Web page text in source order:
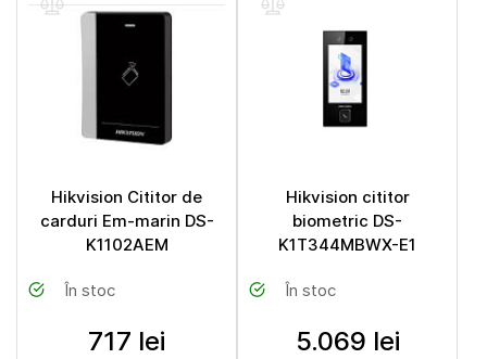
Hikvision Cititor de
carduri Em-marin DS-
K1102AEM
În stoc
717 lei
Hikvision cititor
biometric DS-
K1T344MBWX-E1
În stoc
5.069 lei